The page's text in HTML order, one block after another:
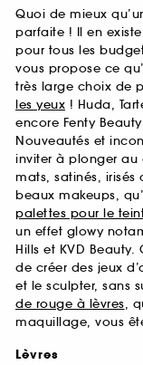
Quoi de mieux
parfaite ! Il en
pour tous les
vous propose ce
très large choix de
les yeux ! Huda,
encore Fenty
Nouveautés et
inviter à plonger
mats, satinés, irisés
beaux makeups,
palettes pour le
un effet glowy
Hills et KVD Beauty.
de créer des jeux
et le sculpter, sans
de rouge à lèvres,
maquillage, vous
Lèvres